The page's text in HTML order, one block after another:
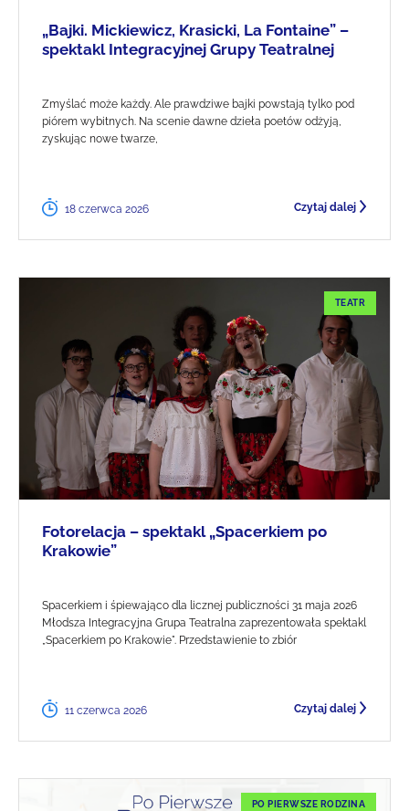
„Bajki. Mickiewicz, Krasicki, La Fontaine” –
spektakl Integracyjnej Grupy Teatralnej
Zmyślać może każdy. Ale prawdziwe bajki powstają tylko pod
piórem wybitnych. Na scenie dawne dzieła poetów odżyją,
zyskując nowe twarze,
18 czerwca 2026 Czytaj dalej
TEATR
Fotorelacja – spektakl „Spacerkiem po
Krakowie”
Spacerkiem i śpiewająco dla licznej publiczności 31 maja 2026
Młodsza Integracyjna Grupa Teatralna zaprezentowała spektakl
„Spacerkiem po Krakowie". Przedstawienie to zbiór
11 czerwca 2026 Czytaj dalej
PO PIERWSZE RODZINA